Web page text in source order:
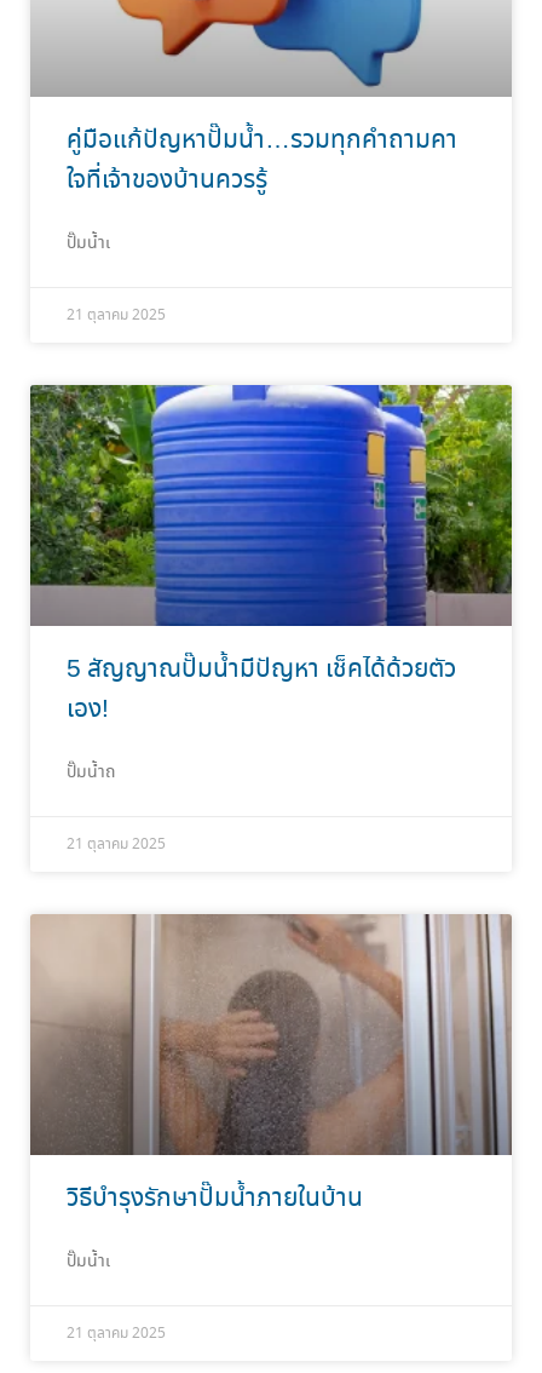
คู่มือแก้ปัญหาปั๊มน้ำ…รวมทุกคำถามคา
ใจที่เจ้าของบ้านควรรู้
ปั๊มน้ำเ
21 ตุลาคม 2025
5 สัญญาณปั๊มน้ำมีปัญหา เช็คได้ด้วยตัว
เอง!
ปั๊มน้ำถ
21 ตุลาคม 2025
วิธีบำรุงรักษาปั๊มน้ำภายในบ้าน
ปั๊มน้ำเ
21 ตุลาคม 2025